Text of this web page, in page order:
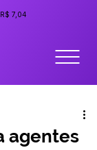
R$ 7,04
agentes